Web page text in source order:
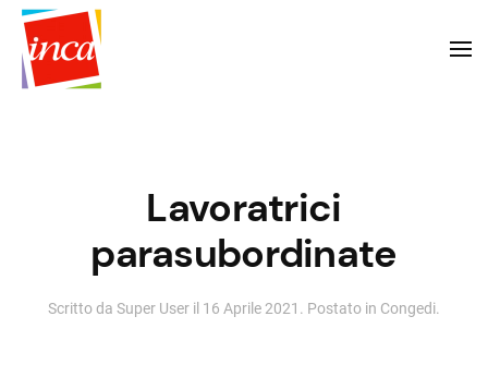
Lavoratrici
parasubordinate
Scritto da Super User il 16 Aprile 2021 . Postato in Congedi.